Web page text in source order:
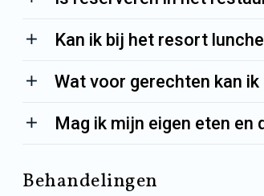
Kan ik bij het resort
Wat voor gerechten kan
Mag ik mijn eigen eten en
Behandelingen